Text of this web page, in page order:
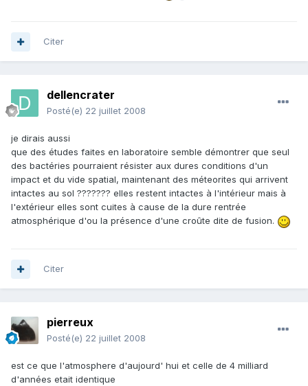
Citer
dellencrater
Posté(e) 22 juillet 2008
je dirais aussi
que des études faites en laboratoire semble démontrer que seul
des bactéries pourraient résister aux dures conditions d'un
impact et du vide spatial, maintenant des méteorites qui arrivent
intactes au sol ??????? elles restent intactes à l'intérieur mais à
l'extérieur elles sont cuites à cause de la dure rentrée
atmosphérique d'ou la présence d'une croûte dite de fusion.
Citer
pierreux
Posté(e) 22 juillet 2008
est ce que l'atmosphere d'aujourd' hui et celle de 4 milliard
d'années etait identique